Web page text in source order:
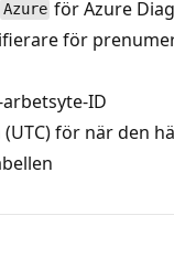
Azure för Azure
för
ID
för när den